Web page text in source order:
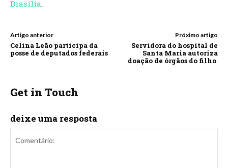
Brasília.
Artigo anterior
Celina Leão participa da
posse de deputados federais
Próximo artigo
Servidora do hospital de
Santa Maria autoriza
doação de órgãos do filho
Get in Touch
deixe uma resposta